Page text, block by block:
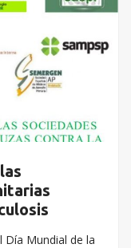
Mundial de la